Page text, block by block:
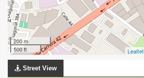
200 m
500 ft
Leaflet
Street View